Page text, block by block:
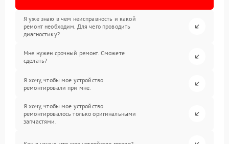
Я уже знаю в чем неисправность и какой
ремонт необходим. Для чего проводить
диагностику?
Мне нужен срочный ремонт. Сможете
сделать?
Я хочу, чтобы мое устройство
ремонтировали при мне.
Я хочу, чтобы мое устройство
ремонтировалось только оригинальными
запчастями.